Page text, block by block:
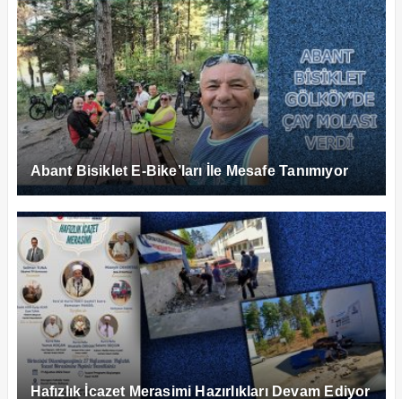
Abant Bisiklet E-Bike’ları İle Mesafe Tanımıyor
Hafızlık İcazet Merasimi Hazırlıkları Devam Ediyor